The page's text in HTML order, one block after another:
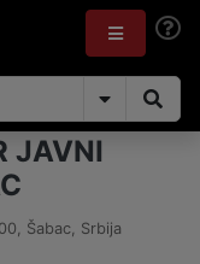
JAVNI
, Šabac, Srbija